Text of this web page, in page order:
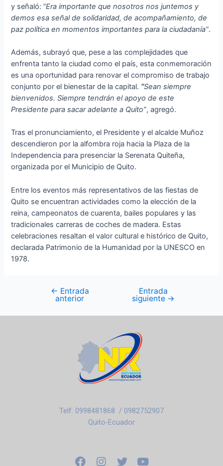
y señaló: “Era importante que nosotros nos juntemos y
demos esa señal de solidaridad, de acompañamiento, de
paz política en momentos importantes para la ciudadanía”.
Además, subrayó que, pese a las complejidades que
enfrenta tanto la ciudad como el país, esta conmemoración
es una oportunidad para renovar el compromiso de trabajo
conjunto por el bienestar de la capital. “Sean siempre
bienvenidos. Siempre tendrán el apoyo de este
Presidente para sacar adelante a Quito”, agregó.
Tras el pronunciamiento, el Presidente y el alcalde Muñoz
descendieron por la alfombra roja hacia la Plaza de la
Independencia para presenciar la Serenata Quiteña,
organizada por el Municipio de Quito.
Entre los eventos más representativos de las fiestas de
Quito se encuentran actividades como la elección de la
reina, campeonatos de cuarenta, bailes populares y las
tradicionales carreras de coches de madera. Estas
celebraciones resaltan el valor cultural e histórico de Quito,
declarada Patrimonio de la Humanidad por la UNESCO en
1978.
← Entrada
anterior
Entrada
siguiente →
Telf: 0998481868 / 0982752907
Quito-Ecuador
F
I
T
Y